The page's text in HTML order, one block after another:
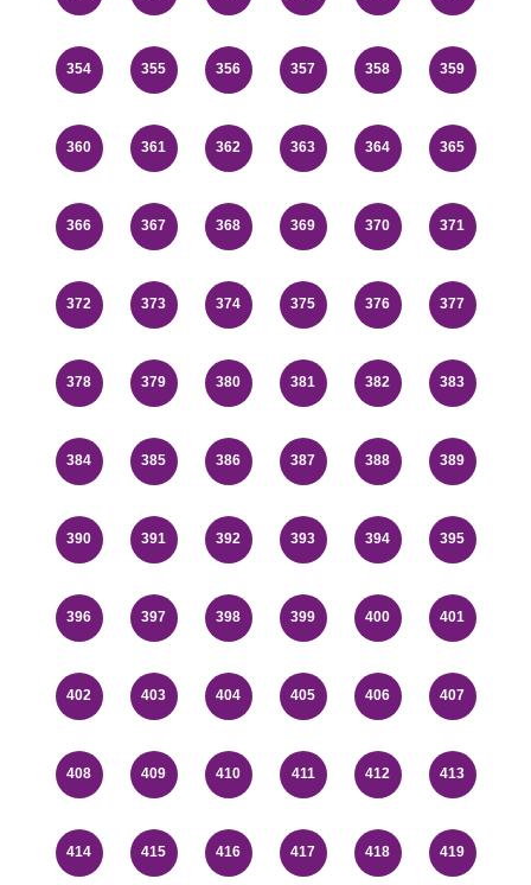
354 355 356 357 358 359
360 361 362 363 364 365
366 367 368 369 370 371
372 373 374 375 376 377
378 379 380 381 382 383
384 385 386 387 388 389
390 391 392 393 394 395
396 397 398 399 400 401
402 403 404 405 406 407
408 409 410 411 412 413
414 415 416 417 418 419